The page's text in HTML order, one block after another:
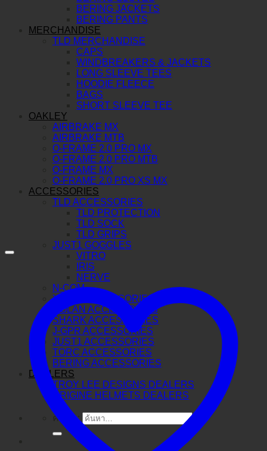
BERING JACKETS
BERING PANTS
MERCHANDISE
TLD MERCHANDISE
CAPS
WINDBREAKERS & JACKETS
LONG SLEEVE TEES
HOODIE FLEECE
BAGS
SHORT SLEEVE TEE
OAKLEY
AIRBRAKE MX
AIRBRAKE MTB
O-FRAME 2.0 PRO MX
O-FRAME 2.0 PRO MTB
O-FRAME MX
O-FRAME 2.0 PRO XS MX
ACCESSORIES
TLD ACCESSORIES
TLD PROTECTION
TLD SOCK
TLD GRIPS
JUST1 GOGGLES
VITRO
IRIS
NERVE
N-COM
X-LITE ACCESSORIES
NOLAN ACCESSORIES
SHARK ACCESSORIES
J-GPR ACCESSORIES
JUST1 ACCESSORIES
TORC ACCESSORIES
BERING ACCESSORIES
DEALERS
TROY LEE DESIGNS DEALERS
ORIGINE HELMETS DEALERS
ค้นหา: